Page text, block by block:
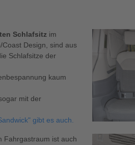
Schlafsitz im
Design, sind aus
Schlafsitze der
kaum
mit der
gibt es auch.
Fahrgastraum ist auch